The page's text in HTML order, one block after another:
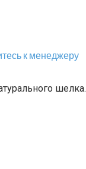
к менеджеру
шелка.